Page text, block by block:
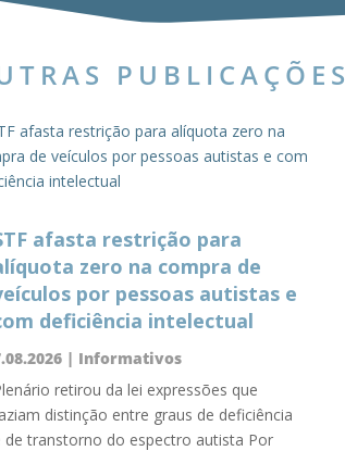
PUBLICAÇÕES
afasta restrição para
zero na compra de
por pessoas autistas e
deficiência intelectual
| Informativos
retirou da lei expressões que
distinção entre graus de deficiência
de transtorno do espectro autista Por